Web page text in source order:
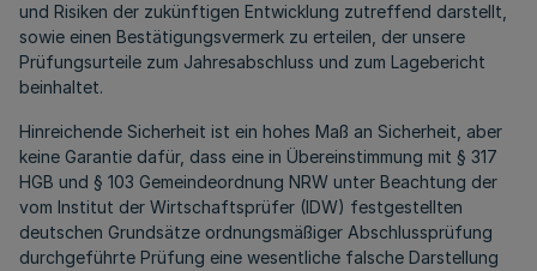
und Risiken der zukünftigen Entwicklung zutreffend darstellt,
sowie einen Bestätigungsvermerk zu erteilen, der unsere
Prüfungsurteile zum Jahresabschluss und zum Lagebericht
beinhaltet.
Hinreichende Sicherheit ist ein hohes Maß an Sicherheit, aber
keine Garantie dafür, dass eine in Übereinstimmung mit § 317
HGB und § 103 Gemeindeordnung NRW unter Beachtung der
vom Institut der Wirtschaftsprüfer (IDW) festgestellten
deutschen Grundsätze ordnungsmäßiger Abschlussprüfung
durchgeführte Prüfung eine wesentliche falsche Darstellung